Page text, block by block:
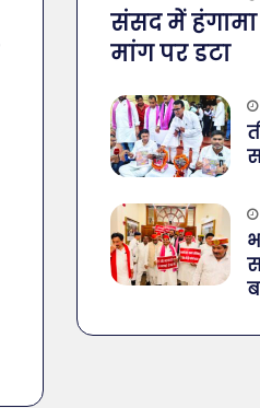
संसद में हंगामा
मांग पर डटा